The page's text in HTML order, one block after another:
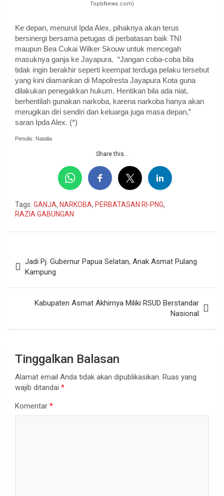
TopbNews.com)
Ke depan, menurut Ipda Alex, pihaknya akan terus
bersinergi bersama petugas di perbatasan baik TNI
maupun Bea Cukai Wilker Skouw untuk mencegah
masuknya ganja ke Jayapura. “Jangan coba-coba bila
tidak ingin berakhir seperti keempat terduga pelaku tersebut
yang kini diamankan di Mapolresta Jayapura Kota guna
dilakukan penegakkan hukum. Hentikan bila ada niat,
berhentilah gunakan narkoba, karena narkoba hanya akan
merugikan diri sendiri dan keluarga juga masa depan,”
saran Ipda Alex. (*)
Penulis: Natalia
Share this...
Tags: GANJA, NARKOBA, PERBATASAN RI-PNG,
RAZIA GABUNGAN
pos
Jadi Pj. Gubernur Papua Selatan, Anak Asmat Pulang
Kampung
Kabupaten Asmat Akhirnya Miliki RSUD Berstandar
Nasional
Tinggalkan Balasan
Alamat email Anda tidak akan dipublikasikan. Ruas yang
wajib ditandai *
Komentar *